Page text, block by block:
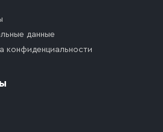
данные
конфиденциальности